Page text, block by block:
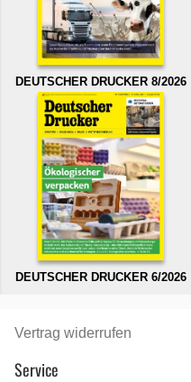
DEUTSCHER DRUCKER 8/2026
DEUTSCHER DRUCKER 6/2026
Vertrag widerrufen
Service